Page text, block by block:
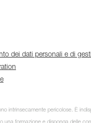
dei dati personali e di
intrinsecamente pericolose. È